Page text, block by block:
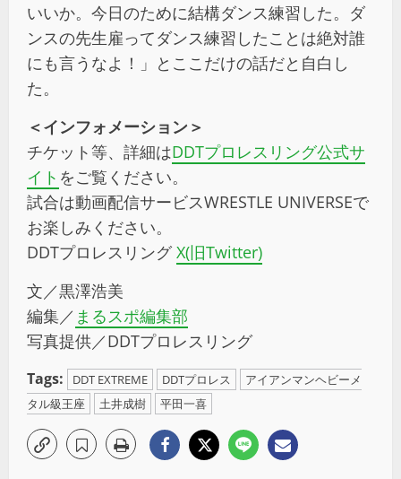
いいか。今日のために結構ダンス練習した。ダ
ンスの先生雇ってダンス練習したことは絶対誰
にも言うなよ！」とここだけの話だと自白し
た。
＜インフォメーション＞
チケット等、詳細はDDTプロレスリング公式サ
イト をご覧ください。
試合は動画配信サービスWRESTLE UNIVERSEで
お楽しみください。
DDTプロレスリングX(旧Twitter)
文／黒澤浩美
編集／ まるスポ編集部
写真提供／DDTプロレスリング
Tags: DDT EXTREME DDTプロレス
アイアンマンヘビーメ
タル級王座
土井成樹 平田一喜